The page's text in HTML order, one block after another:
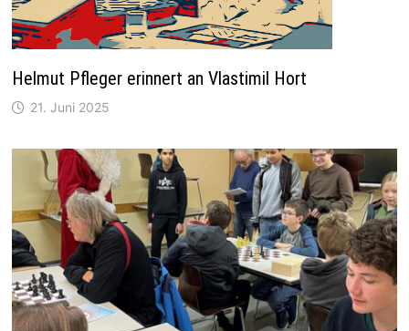
Helmut Pfleger erinnert an Vlastimil Hort
21. Juni 2025